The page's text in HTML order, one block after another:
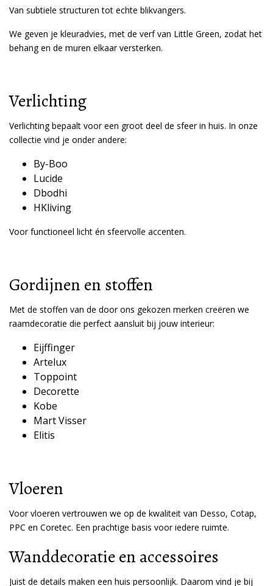
Van subtiele structuren tot echte blikvangers.
We geven je kleuradvies, met de verf van Little Green, zodat het
behang en de muren elkaar versterken.
Verlichting
Verlichting bepaalt voor een groot deel de sfeer in huis. In onze
collectie vind je onder andere:
By-Boo
Lucide
Dbodhi
HKliving
Voor functioneel licht én sfeervolle accenten.
Gordijnen en stoffen
Met de stoffen van de door ons gekozen merken creëren we
raamdecoratie die perfect aansluit bij jouw interieur:
Eijffinger
Artelux
Toppoint
Decorette
Kobe
Mart Visser
Elitis
Vloeren
Voor vloeren vertrouwen we op de kwaliteit van Desso, Cotap,
PPC en Coretec. Een prachtige basis voor iedere ruimte.
Wanddecoratie en accessoires
Juist de details maken een huis persoonlijk. Daarom vind je bij